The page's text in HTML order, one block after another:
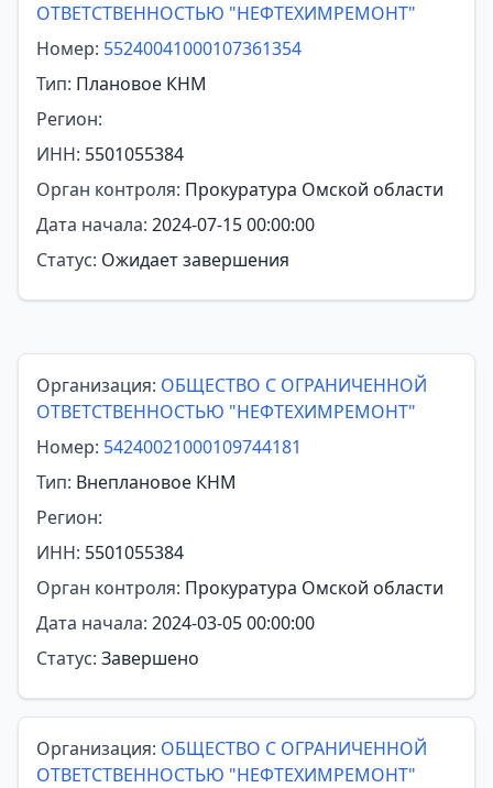
ОТВЕТСТВЕННОСТЬЮ "НЕФТЕХИМРЕМОНТ"
Номер: 55240041000107361354
Тип: Плановое КНМ
Регион:
ИНН: 5501055384
Орган контроля: Прокуратура Омской области
Дата начала: 2024-07-15 00:00:00
Статус: Ожидает завершения
Организация: ОБЩЕСТВО С ОГРАНИЧЕННОЙ
ОТВЕТСТВЕННОСТЬЮ "НЕФТЕХИМРЕМОНТ"
Номер: 54240021000109744181
Тип: Внеплановое КНМ
Регион:
ИНН: 5501055384
Орган контроля: Прокуратура Омской области
Дата начала: 2024-03-05 00:00:00
Статус: Завершено
Организация: ОБЩЕСТВО С ОГРАНИЧЕННОЙ
ОТВЕТСТВЕННОСТЬЮ "НЕФТЕХИМРЕМОНТ"